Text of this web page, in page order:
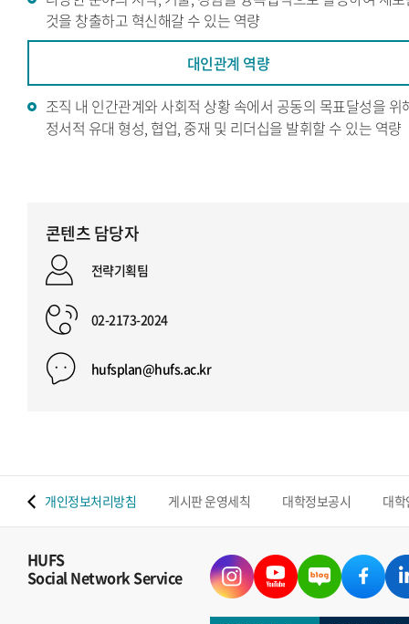
것을 창출하고 혁신해갈 수 있는 역량
대인관계 역량
조직 내 인간관계와 사회적 상황 속에서 공동의 목표달성을 위
정서적 유대 형성, 협업, 중재 및 리더십을 발휘할 수 있는 역량
콘텐츠 담당자
전략기획팀
02-2173-2024
hufsplan@hufs.ac.kr
개인정보처리방침 게시판 운영세칙 대학정보공시 대
HUFS
Social Network Service